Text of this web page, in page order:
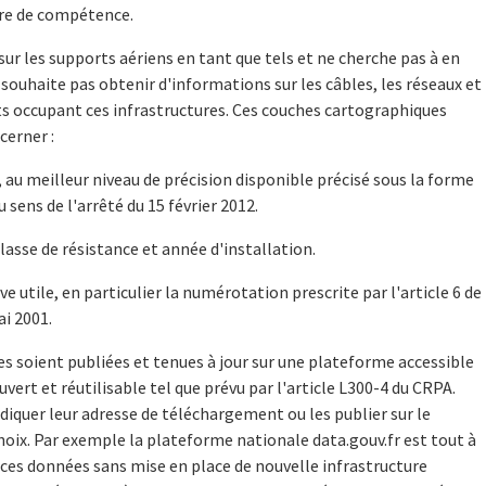
de compétence.
les supports aériens en tant que tels et ne cherche pas à en
pas obtenir d'informations sur les câbles, les réseaux et
occupant ces infrastructures. Ces couches cartographiques
:
meilleur niveau de précision disponible précisé sous la forme
sens de l'arrêté du 15 février 2012.
de résistance et année d'installation.
utile, en particulier la numérotation prescrite par l'article 6 de
2001.
soient publiées et tenues à jour sur une plateforme accessible
et réutilisable tel que prévu par l'article L300-4 du CRPA.
leur adresse de téléchargement ou les publier sur le
Par exemple la plateforme nationale data.gouv.fr est tout à
données sans mise en place de nouvelle infrastructure